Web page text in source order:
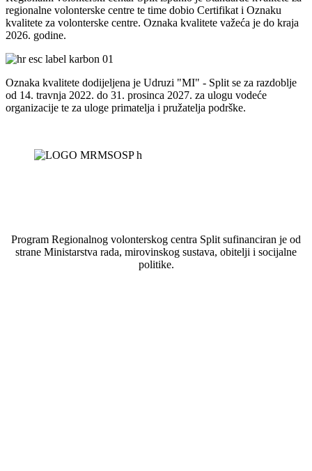
regionalne volonterske centre te time dobio Certifikat i Oznaku
kvalitete za volonterske centre. Oznaka kvalitete važeća je do kraja
2026. godine.
Oznaka kvalitete dodijeljena je Udruzi "MI" - Split se za razdoblje
od 14. travnja 2022. do 31. prosinca 2027. za ulogu vodeće
organizacije te za uloge primatelja i pružatelja podrške.
Program Regionalnog volonterskog centra Split sufinanciran je od
strane Ministarstva rada, mirovinskog sustava, obitelji i socijalne
politike.